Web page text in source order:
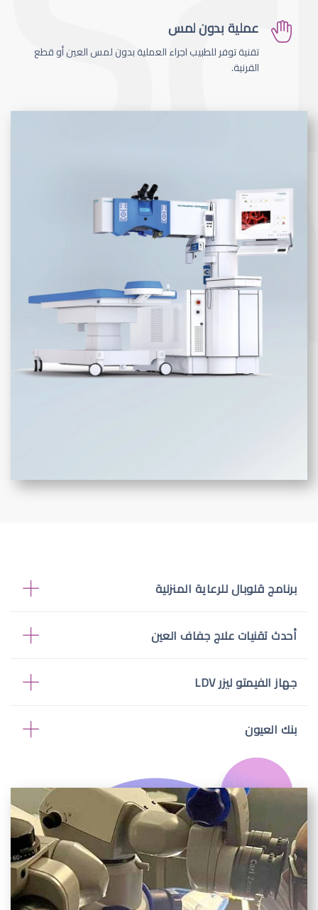
عملية بدون لمس
تقنية توفر للطبيب اجراء العملية بدون لمس العين أو قطع
القرنية.
برنامج قلوبال للرعاية المنزلية
أحدث تقنيات علاج جفاف العين
جهاز الفيمتو ليزر LDV
بنك العيون